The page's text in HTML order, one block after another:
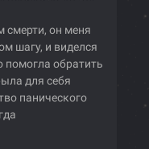
смерти, он меня
шагу, и виделся
помогла обратить
для себя
панического